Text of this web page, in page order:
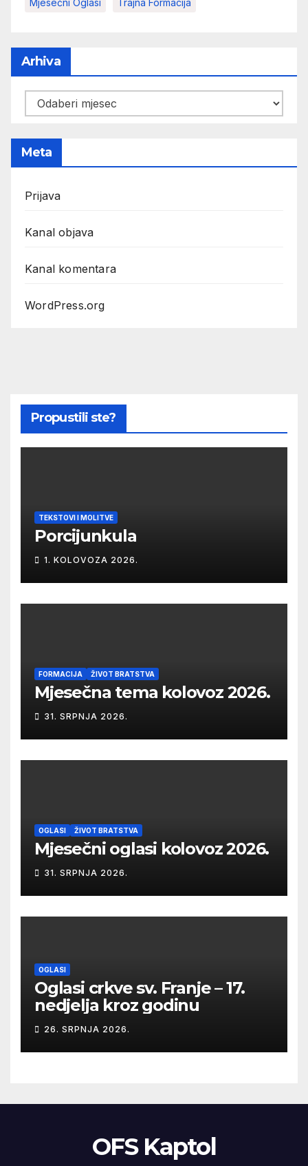
Arhiva
Arhiva
Meta
Prijava
Kanal objava
Kanal komentara
WordPress.org
Propustili ste?
TEKSTOVI I MOLITVE
Porcijunkula
1. KOLOVOZA 2026.
FORMACIJA ŽIVOT BRATSTVA
Mjesečna tema kolovoz 2026.
31. SRPNJA 2026.
OGLASI ŽIVOT BRATSTVA
Mjesečni oglasi kolovoz 2026.
31. SRPNJA 2026.
OGLASI
Oglasi crkve sv. Franje – 17.
nedjelja kroz godinu
26. SRPNJA 2026.
OFS Kaptol